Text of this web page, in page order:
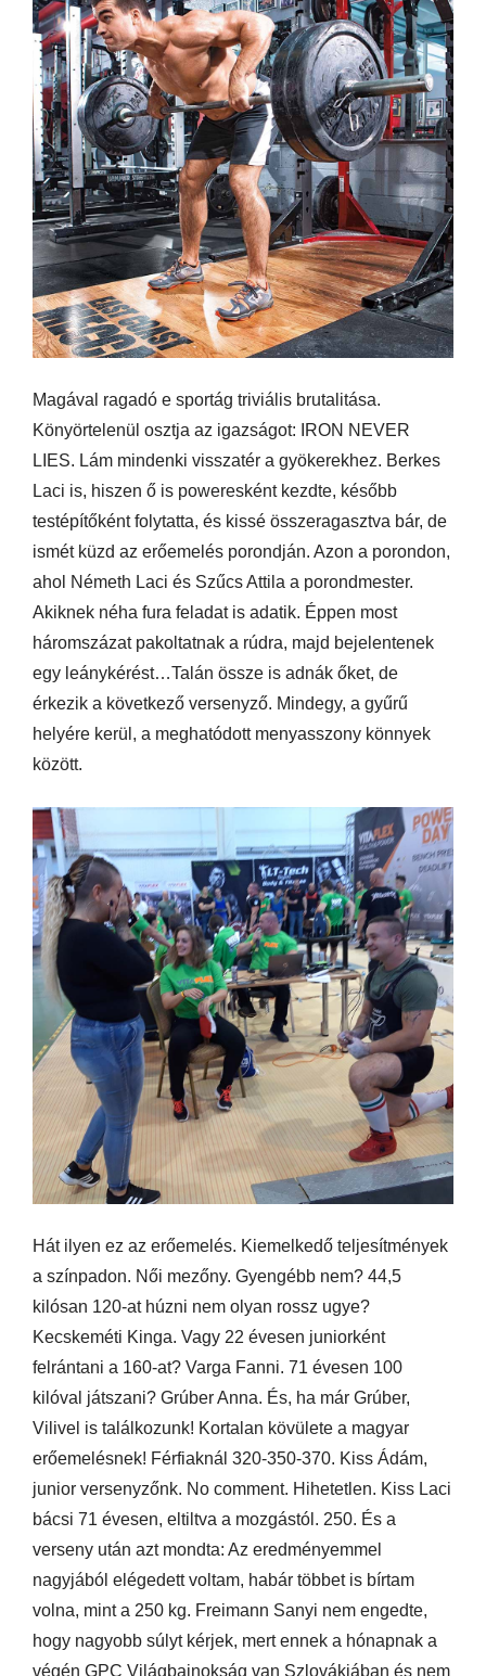
Magával ragadó e sportág triviális brutalitása.
Könyörtelenül osztja az igazságot: IRON NEVER
LIES. Lám mindenki visszatér a gyökerekhez. Berkes
Laci is, hiszen ő is poweresként kezdte, később
testépítőként folytatta, és kissé összeragasztva bár, de
ismét küzd az erőemelés porondján. Azon a porondon,
ahol Németh Laci és Szűcs Attila a porondmester.
Akiknek néha fura feladat is adatik. Éppen most
háromszázat pakoltatnak a rúdra, majd bejelentenek
egy leánykérést…Talán össze is adnák őket, de
érkezik a következő versenyző. Mindegy, a gyűrű
helyére kerül, a meghatódott menyasszony könnyek
között.
Hát ilyen ez az erőemelés. Kiemelkedő teljesítmények
a színpadon. Női mezőny. Gyengébb nem? 44,5
kilósan 120-at húzni nem olyan rossz ugye?
Kecskeméti Kinga. Vagy 22 évesen juniorként
felrántani a 160-at? Varga Fanni. 71 évesen 100
kilóval játszani? Grúber Anna. És, ha már Grúber,
Vilivel is találkozunk! Kortalan kövülete a magyar
erőemelésnek! Férfiaknál 320-350-370. Kiss Ádám,
junior versenyzőnk. No comment. Hihetetlen. Kiss Laci
bácsi 71 évesen, eltiltva a mozgástól. 250. És a
verseny után azt mondta: Az eredményemmel
nagyjából elégedett voltam, habár többet is bírtam
volna, mint a 250 kg. Freimann Sanyi nem engedte,
hogy nagyobb súlyt kérjek, mert ennek a hónapnak a
végén GPC Világbajnokság van Szlovákiában és nem